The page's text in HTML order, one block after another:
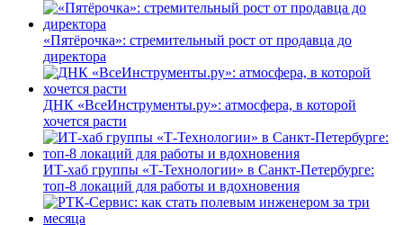
«Пятёрочка»: стремительный рост от продавца до
директора
ДНК «ВсеИнструменты.ру»: атмосфера, в которой
хочется расти
ИТ-хаб группы «Т-Технологии» в Санкт-Петербурге:
топ-8 локаций для работы и вдохновения